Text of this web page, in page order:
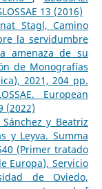
13 (2016)
Stagl, Camino
la servidumbre
amenaza de su
de Monografías
2021, 204 pp.
European
(2022)
Sánchez y Beatriz
y Leyva. Summa
(Primer tratado
Europa), Servicio
de Oviedo,